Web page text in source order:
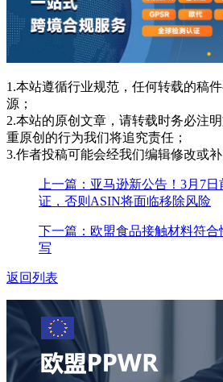
1.本站遵循行业规范，任何转载的稿
源；
2.本站的原创文章，请转载时务必注
重原创的行为我们将追究责任；
3.作者投稿可能会经我们编辑修改或补
上一篇：亚马逊新公告！3月7日
证，否则ASIN将面临移除风险
下一篇：欧盟食品接触材料符
写
返回列表